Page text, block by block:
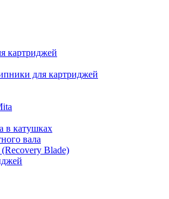
картриджей
для картриджей
в катушках
вала
Blade)